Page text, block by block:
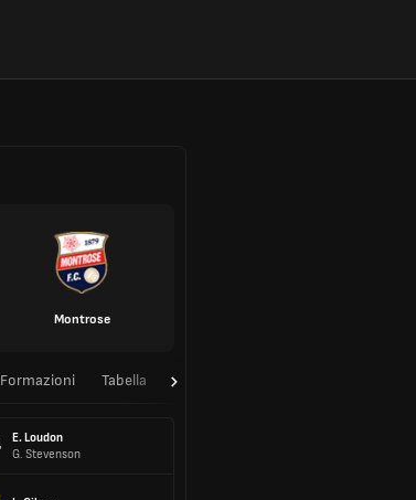
Montrose
Formazioni Tabella T/T
E. Loudon
G. Stevenson